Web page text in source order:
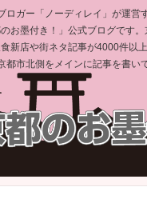
ロガー「ノーディレイ」が運営
お墨付き！」公式ブログです。
新店や街ネタ記事が4000件以
都市北側をメインに記事を書い